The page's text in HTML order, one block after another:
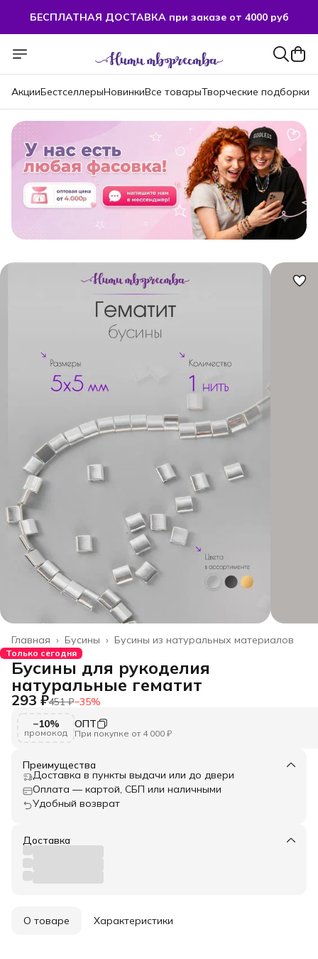
БЕСПЛАТНАЯ ДОСТАВКА при заказе от 4000 руб
БЕСПЛАТНАЯ ДОСТАВКА при заказе от 4000 руб
АкцииБестселлерыНовинкиВсе товарыТворческие подборки
Бусины из натуральных материалов
Бусины ›
Главная ›
Только сегодня
Бусины для рукоделия
натуральные гематит
293 ₽451 ₽−35%
−10%
промокод
ОПТ
При покупке от 4 000 ₽
Преимущества
Доставка в пункты выдачи или до двери
Оплата — картой, СБП или наличными
Удобный возврат
Доставка
О товаре Характеристики